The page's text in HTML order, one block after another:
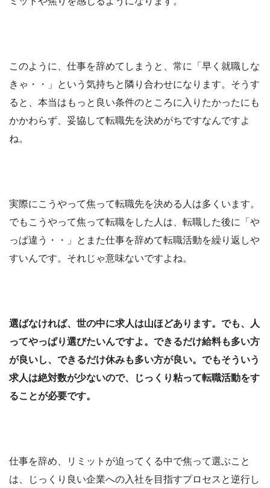
このように、仕事を辞めてしまうと、常に「早く就職しな
きゃ・・」という気持ちと隣り合わせになります。そうす
ると、本当はもっと良い条件のところに入りたかったにも
かかわらず、妥協して転職先を決めがちですなんですよ
ね。
実際にこうやって焦って転職先を決める人は多くいます。
でもこうやって焦って転職をした人は、転職した後に「や
っぱ違う・・」とまた仕事を辞めて転職活動を繰り返しや
すいんです。それじゃ意味ないですよね。
選ばなければ、世の中に求人は山ほどあります。でも、人
ってやっぱり選びたいんですよ。できるだけ給料も多い方
が良いし、できるだけ休みも多い方が良い。でもそういう
求人は絶対数が少ないので、じっくり粘って転職活動をす
ることが必要です。
仕事を辞め、リミットが迫ってくる中で焦って選ぶこと
は、じっくり良い企業への入社を目指すプロセスと逆行し